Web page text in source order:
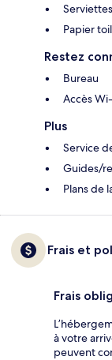
Serviettes
Papier
Restez
Bureau
Accès
Plus
Service
Guides/
Plans de
Frais et
Frais
à votre
peuvent